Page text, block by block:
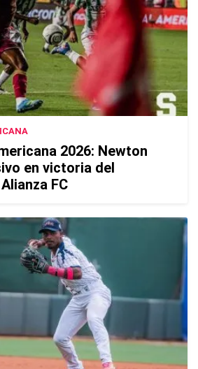
2026: Newton
en victoria del
FC